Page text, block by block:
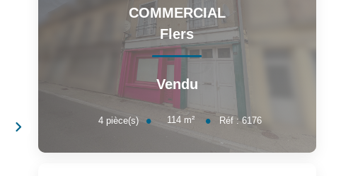
COMMERCIAL
Flers
Vendu
4 pièce(s) 114 m² Réf :6176